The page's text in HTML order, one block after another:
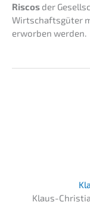
Riscos der
Wirtschafts­gü­ter
erwor­ben werden.
Klaus-